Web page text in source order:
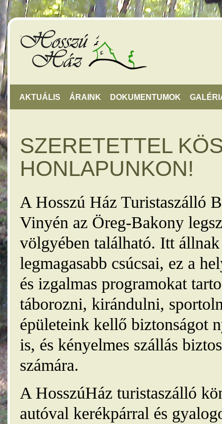
AKTUÁLIS ÁRAINK DOKUMENTUMOK
SZERETETTEL
HONLAPUNKON!
A Hosszú Ház Turistaszálló
Vinyén az Öreg-Bakony
völgyében található. Itt
legmagasabb csúcsai, ez a
és izgalmas programokat
táborozni, kirándulni,
épületeink kellő biztonságot
is, és kényelmes szállás
számára.
A HosszúHáz turistaszálló
autóval kerékpárral és